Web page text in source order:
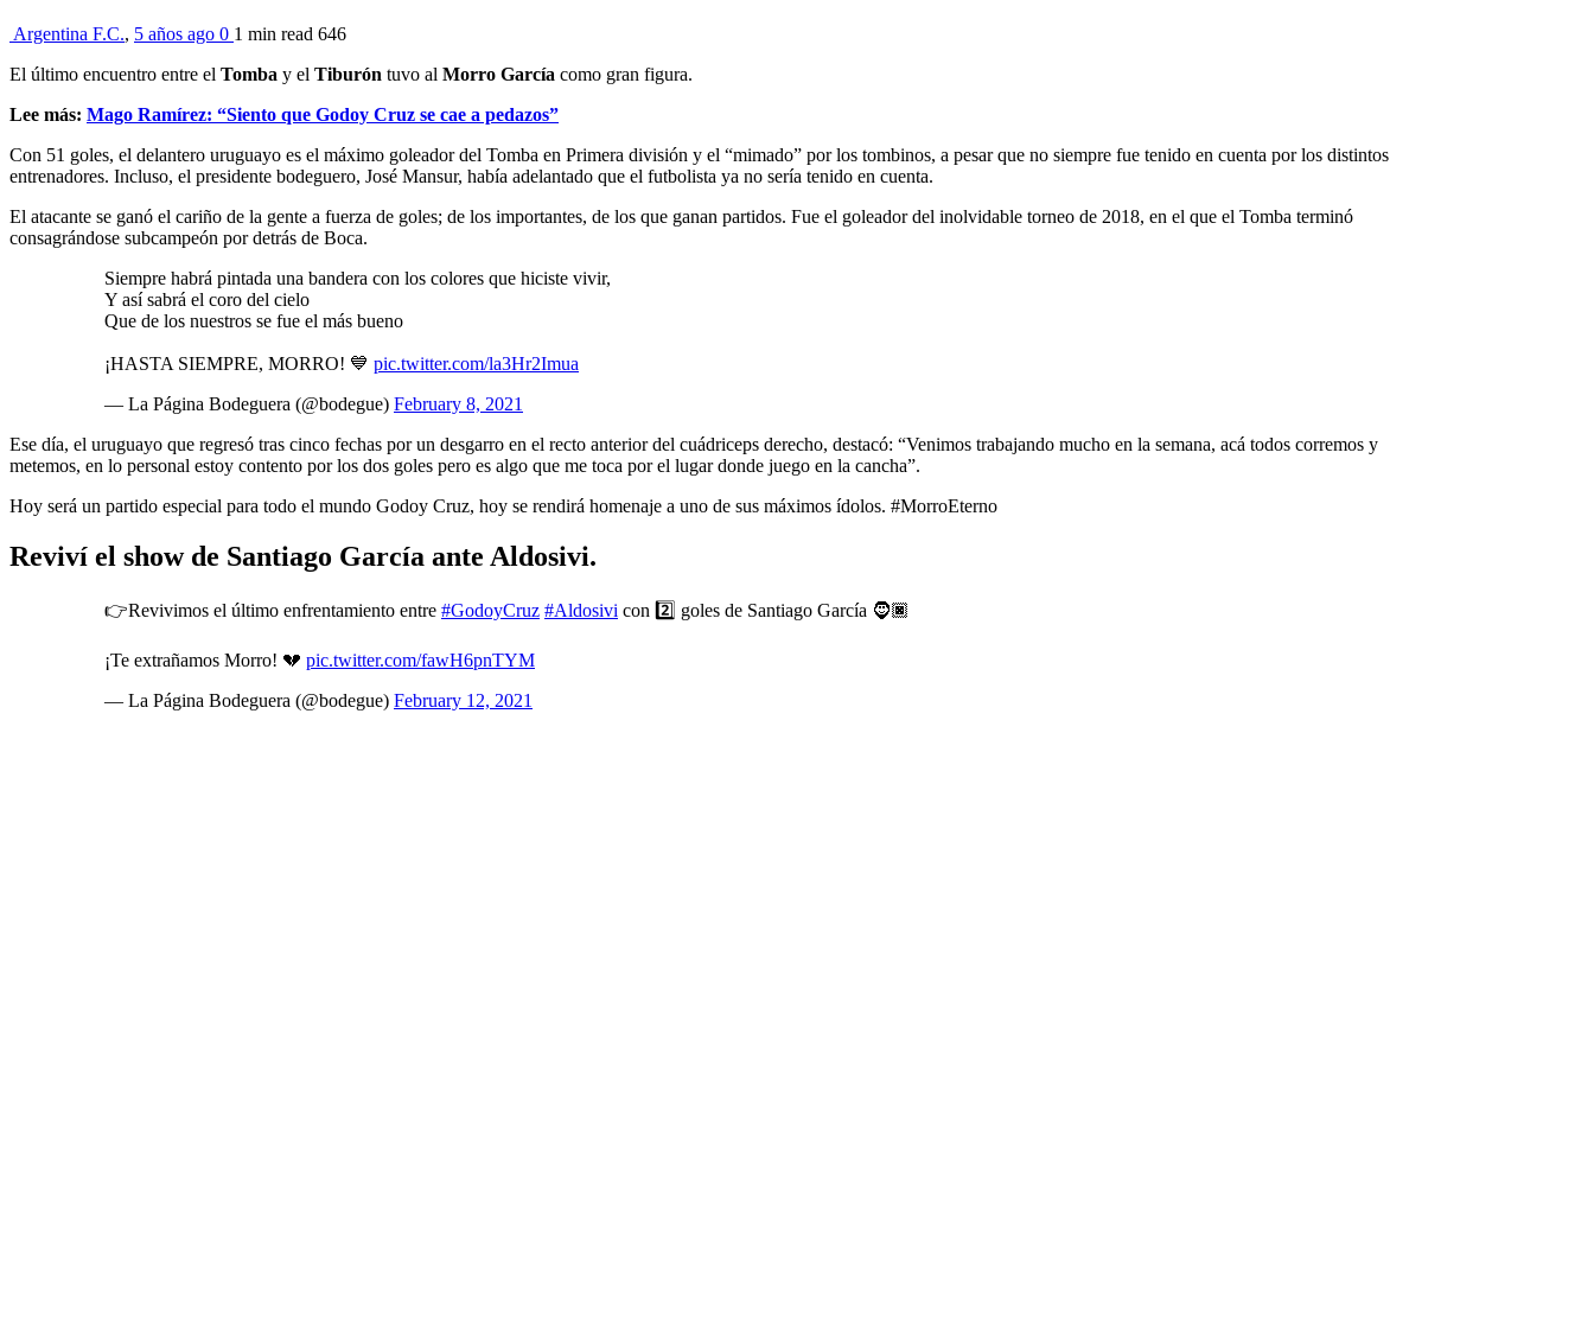
Argentina F.C., 5 años ago 0 1 min read 646
El último encuentro entre el Tomba y el Tiburón tuvo al Morro García como gran figura.
Lee más: Mago Ramírez: “Siento que Godoy Cruz se cae a pedazos”
Con 51 goles, el delantero uruguayo es el máximo goleador del Tomba en Primera división y el “mimado” por los tombinos, a pesar que no siempre fue tenido en cuenta por los distintos
entrenadores. Incluso, el presidente bodeguero, José Mansur, había adelantado que el futbolista ya no sería tenido en cuenta.
El atacante se ganó el cariño de la gente a fuerza de goles; de los importantes, de los que ganan partidos. Fue el goleador del inolvidable torneo de 2018, en el que el Tomba terminó
consagrándose subcampeón por detrás de Boca.
Siempre habrá pintada una bandera con los colores que hiciste vivir,
Y así sabrá el coro del cielo
Que de los nuestros se fue el más bueno
¡HASTA SIEMPRE, MORRO! 💙 pic.twitter.com/la3Hr2Imua
— La Página Bodeguera (@bodegue) February 8, 2021
Ese día, el uruguayo que regresó tras cinco fechas por un desgarro en el recto anterior del cuádriceps derecho, destacó: “Venimos trabajando mucho en la semana, acá todos corremos y
metemos, en lo personal estoy contento por los dos goles pero es algo que me toca por el lugar donde juego en la cancha”.
Hoy será un partido especial para todo el mundo Godoy Cruz, hoy se rendirá homenaje a uno de sus máximos ídolos. #MorroEterno
Reviví el show de Santiago García ante Aldosivi.
👉Revivimos el último enfrentamiento entre #GodoyCruz #Aldosivi con 2️⃣ goles de Santiago García 🧔🏿
¡Te extrañamos Morro! 💔 pic.twitter.com/fawH6pnTYM
— La Página Bodeguera (@bodegue) February 12, 2021